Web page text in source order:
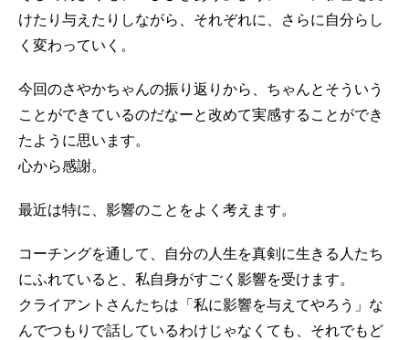
けたり与えたりしながら、それぞれに、さらに自分らし
く変わっていく。
今回のさやかちゃんの振り返りから、ちゃんとそういう
ことができているのだなーと改めて実感することができ
たように思います。
心から感謝。
最近は特に、影響のことをよく考えます。
コーチングを通して、自分の人生を真剣に生きる人たち
にふれていると、私自身がすごく影響を受けます。
クライアントさんたちは「私に影響を与えてやろう」な
んでつもりで話しているわけじゃなくても、それでもど